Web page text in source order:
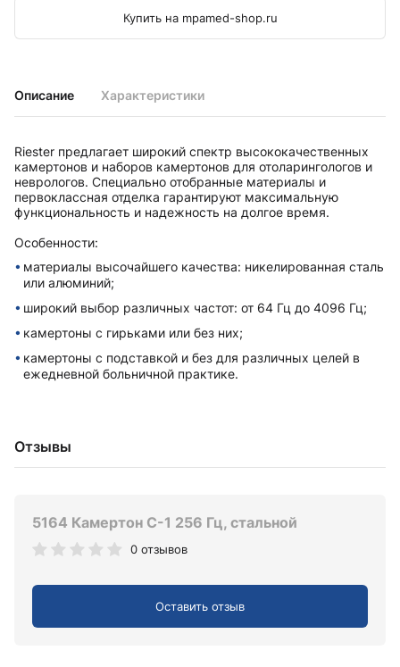
Описание Характеристики
Riester предлагает широкий спектр высококачественных
камертонов и наборов камертонов для отоларингологов и
неврологов. Специально отобранные материалы и
первоклассная отделка гарантируют максимальную
функциональность и надежность на долгое время.
Особенности:
материалы высочайшего качества: никелированная сталь
или алюминий;
широкий выбор различных частот: от 64 Гц до 4096 Гц;
камертоны с гирьками или без них;
камертоны с подставкой и без для различных целей в
ежедневной больничной практике.
Отзывы
5164 Камертон C-1 256 Гц, стальной
0 отзывов
Оставить отзыв
Купить на mpamed-shop.ru